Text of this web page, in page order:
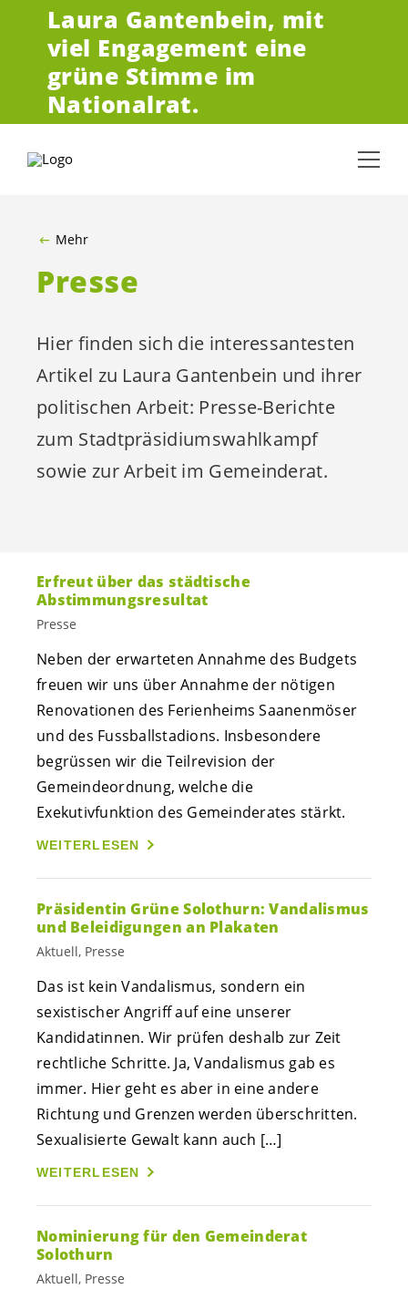
ZUM HAUPTINHALT SPRINGEN
Laura Gantenbein, mit
viel Engagement eine
grüne Stimme im
Nationalrat.
Mehr
Presse
Hier finden sich die interessantesten
Artikel zu Laura Gantenbein und ihrer
politischen Arbeit: Presse-Berichte
zum Stadtpräsidiumswahlkampf
sowie zur Arbeit im Gemeinderat.
Erfreut über das städtische
Abstimmungsresultat
Presse
Neben der erwarteten Annahme des Budgets
freuen wir uns über Annahme der nötigen
Renovationen des Ferienheims Saanenmöser
und des Fussballstadions. Insbesondere
begrüssen wir die Teilrevision der
Gemeindeordnung, welche die
Exekutivfunktion des Gemeinderates stärkt.
WEITERLESEN
Präsidentin Grüne Solothurn: Vandalismus
und Beleidigungen an Plakaten
Aktuell, Presse
Das ist kein Vandalismus, sondern ein
sexistischer Angriff auf eine unserer
Kandidatinnen. Wir prüfen deshalb zur Zeit
rechtliche Schritte. Ja, Vandalismus gab es
immer. Hier geht es aber in eine andere
Richtung und Grenzen werden überschritten.
Sexualisierte Gewalt kann auch […]
WEITERLESEN
Nominierung für den Gemeinderat
Solothurn
Aktuell, Presse